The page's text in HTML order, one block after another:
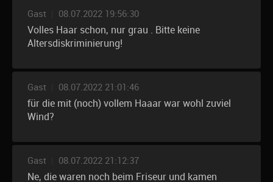
Gast 08.07.2022 19:56:30
Volles Haar schon, nur grau . Bitte keine
Altersdiskriminierung!
Gast 08.07.2022 21:01:46
für die mit (noch) vollem Haaar war wohl zuviel
Wind?
Gast 08.07.2022 21:12:37
Ne, die waren noch beim Friseur und kamen